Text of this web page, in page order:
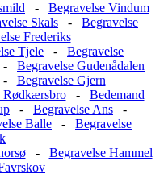
- Begravelse Vindum
Skals - Begravelse
Frederiks
Tjele - Begravelse
- Begravelse Gudenådalen
Begravelse Gjern
Rødkærsbro- Bedemand
- Begravelse Ans -
Balle - Begravelse
- Begravelse Hammel